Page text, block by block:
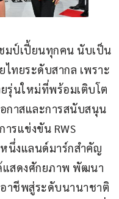
มป์เปี้ยนทุกคน นับเป็น
ทยระดับสากล เพราะ
รุ่นใหม่ที่พร้อมเติบโต
กาสและการสนับสนุน
รแข่งขัน RWS
นึ่งแลนด์มาร์กสำคัญ
แสดงศักยภาพ พัฒนา
าชีพสู่ระดับนานาชาติ